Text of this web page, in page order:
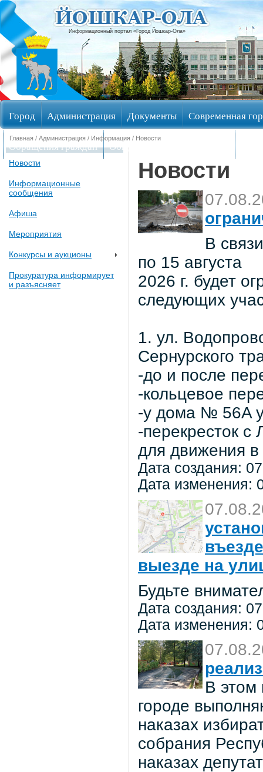
Информационный портал «Город Йошкар-Ола»
Город Администрация Документы Современная
Обращения граждан Общественные обсуждения
Главная / Администрация / Информация / Новости
Новости
Информационные
сообщения
Афиша
Мероприятия
Конкурсы и аукционы
Прокуратура информирует
и разъясняет
Новости
В
по 15 августа
2026 г. будет
следующих
1. ул.
Сернурского
-до и после
-кольцевое
-у дома № 56A
-перекресток с
для движения
Дата создания:
Дата изменения:
выезде на
Будьте
Дата создания:
Дата изменения:
В этом
городе
наказах
собрания
наказах